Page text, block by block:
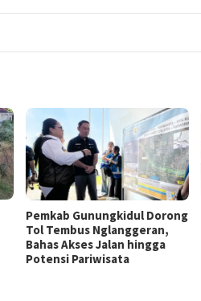
Pemkab Gunungkidul Dorong
Tol Tembus Nglanggeran,
Bahas Akses Jalan hingga
Potensi Pariwisata